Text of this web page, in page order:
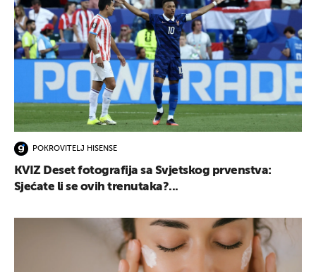
POKROVITELJ HISENSE
KVIZ Deset fotografija sa Svjetskog prvenstva:
Sjećate li se ovih trenutaka?...